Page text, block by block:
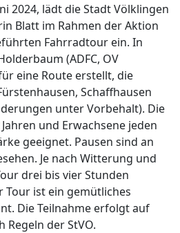
2024, lädt die Stadt Völklingen
Blatt im Rahmen der Aktion
Fahrradtour ein. In
(ADFC, OV
eine Route erstellt, die
Schaffhausen
unter Vorbehalt). Die
und Erwachsene jeden
geeignet. Pausen sind an
Je nach Witterung und
drei bis vier Stunden
Tour ist ein gemütliches
Die Teilnahme erfolgt auf
Regeln der StVO.